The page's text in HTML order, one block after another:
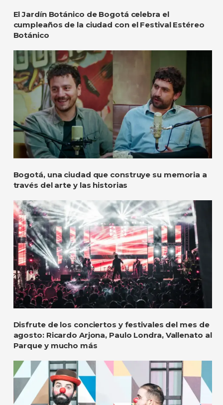
El Jardín Botánico de Bogotá celebra el
cumpleaños de la ciudad con el Festival Estéreo
Botánico
Bogotá, una ciudad que construye su memoria a
través del arte y las historias
Disfrute de los conciertos y festivales del mes de
agosto: Ricardo Arjona, Paulo Londra, Vallenato al
Parque y mucho más